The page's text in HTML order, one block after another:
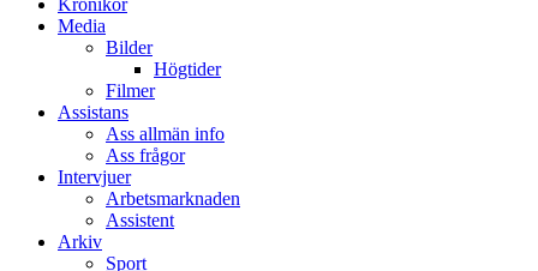
Media
Bilder
Högtider
Filmer
Assistans
Ass allmän info
Ass frågor
Intervjuer
Arbetsmarknaden
Assistent
Arkiv
Sport